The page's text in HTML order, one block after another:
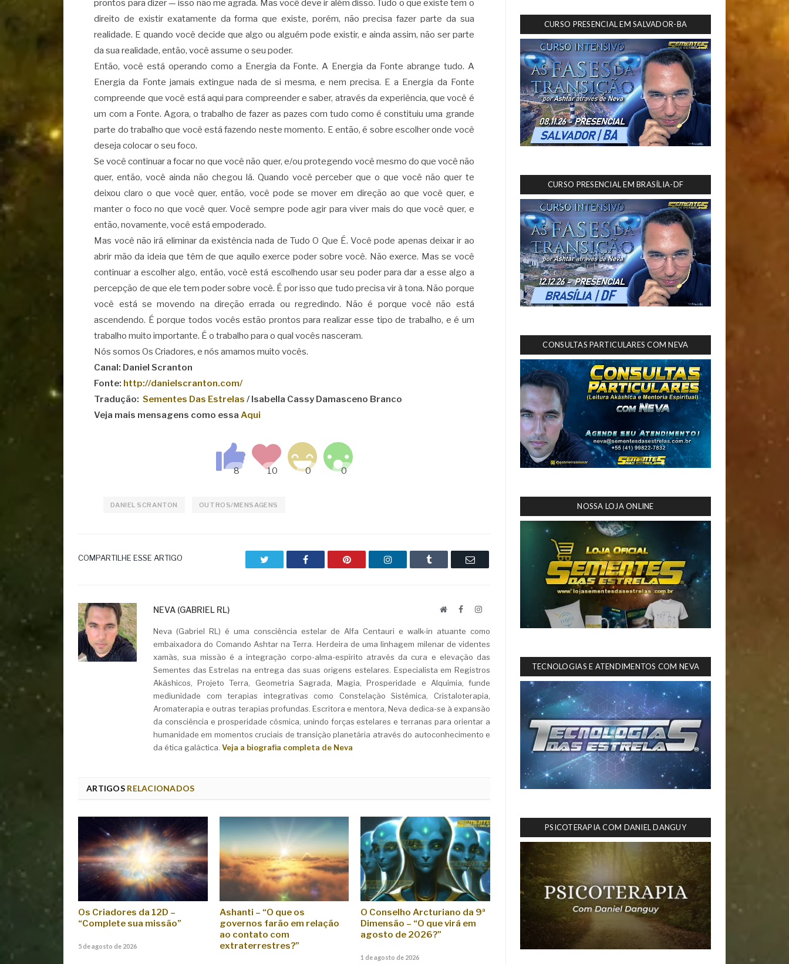
prontos para dizer — isso não me agrada. Mas você deve ir além disso. Tudo o que existe tem o
direito de existir exatamente da forma que existe, porém, não precisa fazer parte da sua
realidade. E quando você decide que algo ou alguém pode existir, e ainda assim, não ser parte
da sua realidade, então, você assume o seu poder.
Então, você está operando como a Energia da Fonte. A Energia da Fonte abrange tudo. A
Energia da Fonte jamais extingue nada de si mesma, e nem precisa. E a Energia da Fonte
compreende que você está aqui para compreender e saber, através da experiência, que você é
um com a Fonte. Agora, o trabalho de fazer as pazes com tudo como é constituiu uma grande
parte do trabalho que você está fazendo neste momento. E então, é sobre escolher onde você
deseja colocar o seu foco.
Se você continuar a focar no que você não quer, e/ou protegendo você mesmo do que você não
quer, então, você ainda não chegou lá. Quando você perceber que o que você não quer te
deixou claro o que você quer, então, você pode se mover em direção ao que você quer, e
manter o foco no que você quer. Você sempre pode agir para viver mais do que você quer, e
então, novamente, você está empoderado.
Mas você não irá eliminar da existência nada de Tudo O Que É. Você pode apenas deixar ir ao
abrir mão da ideia que têm de que aquilo exerce poder sobre você. Não exerce. Mas se você
continuar a escolher algo, então, você está escolhendo usar seu poder para dar a esse algo a
percepção de que ele tem poder sobre você. É por isso que tudo precisa vir à tona. Não porque
você está se movendo na direção errada ou regredindo. Não é porque você não está
ascendendo. É porque todos vocês estão prontos para realizar esse tipo de trabalho, e é um
trabalho muito importante. É o trabalho para o qual vocês nasceram.
Nós somos Os Criadores, e nós amamos muito vocês.
Canal: Daniel Scranton
Fonte: http://danielscranton.com/
Tradução:Sementes Das Estrelas / Isabella Cassy Damasceno Branco
Veja mais mensagens como essaAqui
DANIEL SCRANTON OUTROS/MENSAGENS
COMPARTILHE ESSE ARTIGO Facebook Pinterest LinkedIn Tumblr Email
NEVA (GABRIEL RL) WebsiteFacebookLinkedIn
Neva (Gabriel RL) é uma consciência estelar de Alfa Centauri e walk-in atuante como
embaixadora do Comando Ashtar na Terra. Herdeira de uma linhagem milenar de videntes
xamãs, sua missão é a integração corpo-alma-espírito através da cura e elevação das
Sementes das Estrelas na entrega das suas origens estelares. Especialista em Registros
Akáshicos, Projeto Terra, Geometria Sagrada, Magia, Prosperidade e Alquimia, funde
mediunidade com terapias integrativas como Constelação Sistêmica, Cristaloterapia,
Aromaterapia e outras terapias profundas. Escritora e mentora, Neva dedica-se à expansão
da consciência e prosperidade cósmica, unindo forças estelares e terranas para orientar a
humanidade em momentos cruciais de transição planetária através do autoconhecimento e
da ética galáctica. Veja a biografia completa de Neva
ARTIGOSRELACIONADOS
Os Criadores da 12D –
“Complete sua missão”
5 de agosto de 2026
Ashanti – “O que os
governos farão em relação
ao contato com
extraterrestres?”
O Conselho Arcturiano da 9ª
Dimensão – “O que virá em
agosto de 2026?”
1 de agosto de 2026
CURSO PRESENCIAL EM SALVADOR-BA
CURSO PRESENCIAL EM BRASÍLIA-DF
CONSULTAS PARTICULARES COM NEVA
NOSSA LOJA ONLINE
TECNOLOGIAS E ATENDIMENTOS COM NEVA
PSICOTERAPIA COM DANIEL DANGUY